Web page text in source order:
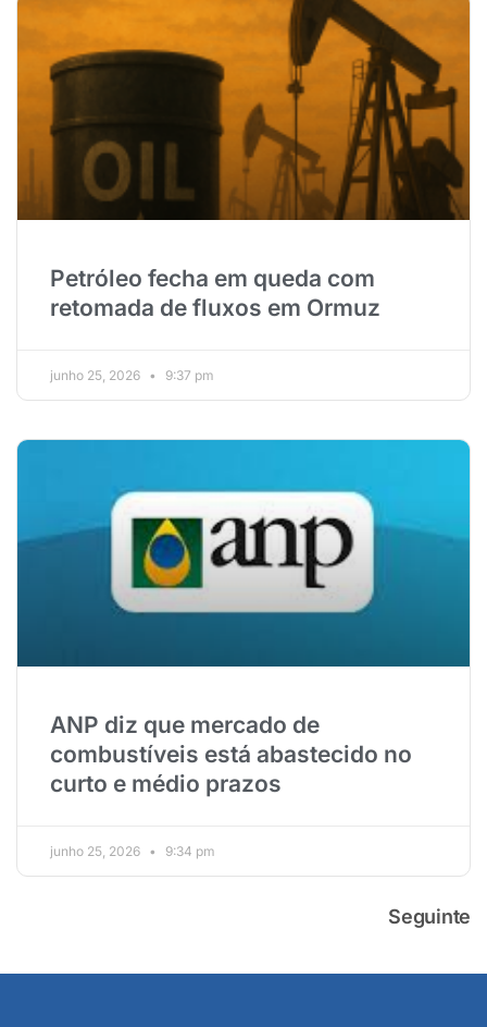
Petróleo fecha em queda com
retomada de fluxos em Ormuz
junho 25, 2026 9:37 pm
ANP diz que mercado de
combustíveis está abastecido no
curto e médio prazos
junho 25, 2026 9:34 pm
Seguinte